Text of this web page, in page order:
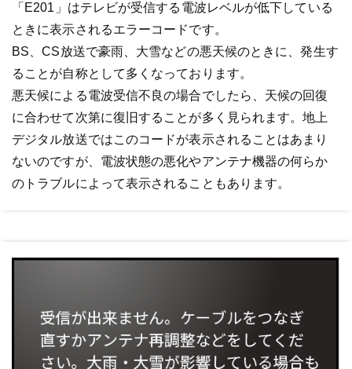
「E201」はテレビが受信する電波レベルが低下している
ときに表示されるエラーコードです。
BS、CS放送で豪雨、大雪などの悪天候のときに、発生す
ることが自称として多くなっております。
悪天候による電波受信不良の場合でしたら、天候の回復
に合わせて次第に復旧することが多く見られます。地上
デジタル放送ではこのコードが表示されることはあまり
ないのですが、電波状態の悪化やアンテナ機器の何らか
のトラブルによって表示されることもあります。